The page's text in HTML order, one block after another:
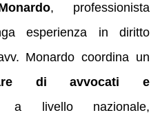
, professionista
esperienza in diritto
Monardo coordina un
di avvocati e
livello nazionale,